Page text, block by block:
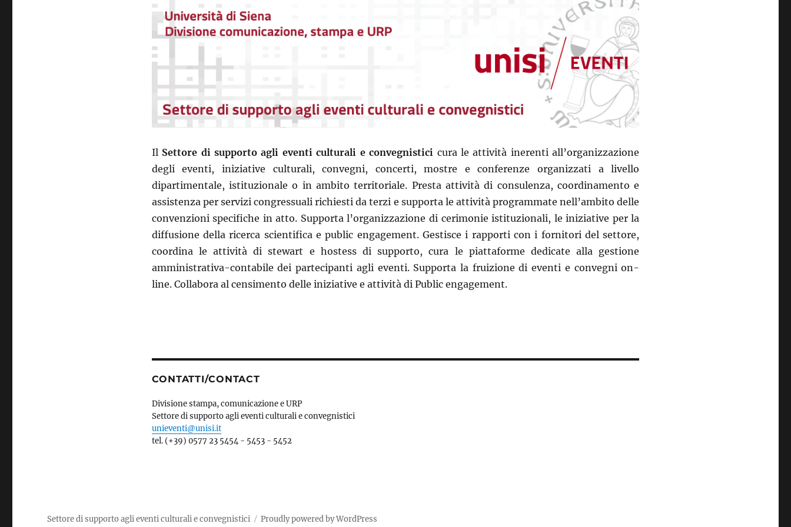
Il Settore di supporto agli eventi culturali e convegnistici cura le attività inerenti all’organizzazione
degli eventi, iniziative culturali, convegni, concerti, mostre e conferenze organizzati a livello
dipartimentale, istituzionale o in ambito territoriale. Presta attività di consulenza, coordinamento e
assistenza per servizi congressuali richiesti da terzi e supporta le attività programmate nell’ambito delle
convenzioni specifiche in atto. Supporta l’organizzazione di cerimonie istituzionali, le iniziative per la
diffusione della ricerca scientifica e public engagement. Gestisce i rapporti con i fornitori del settore,
coordina le attività di stewart e hostess di supporto, cura le piattaforme dedicate alla gestione
amministrativa-contabile dei partecipanti agli eventi. Supporta la fruizione di eventi e convegni on-
line. Collabora al censimento delle iniziative e attività di Public engagement.
CONTATTI/CONTACT
Divisione stampa, comunicazione e URP
Settore di supporto agli eventi culturali e convegnistici
unieventi@unisi.it
tel. (+39) 0577 23 5454 - 5453 - 5452
Settore di supporto agli eventi culturali e convegnistici Proudly powered by WordPress